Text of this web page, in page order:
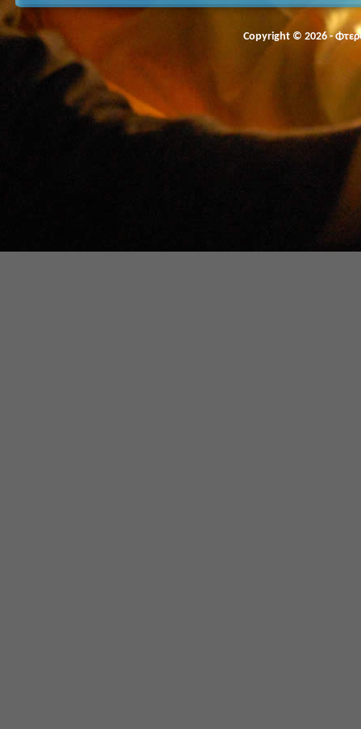
Copyright © 2026 -